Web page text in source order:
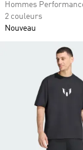
Hommes
2 couleurs
Nouveau